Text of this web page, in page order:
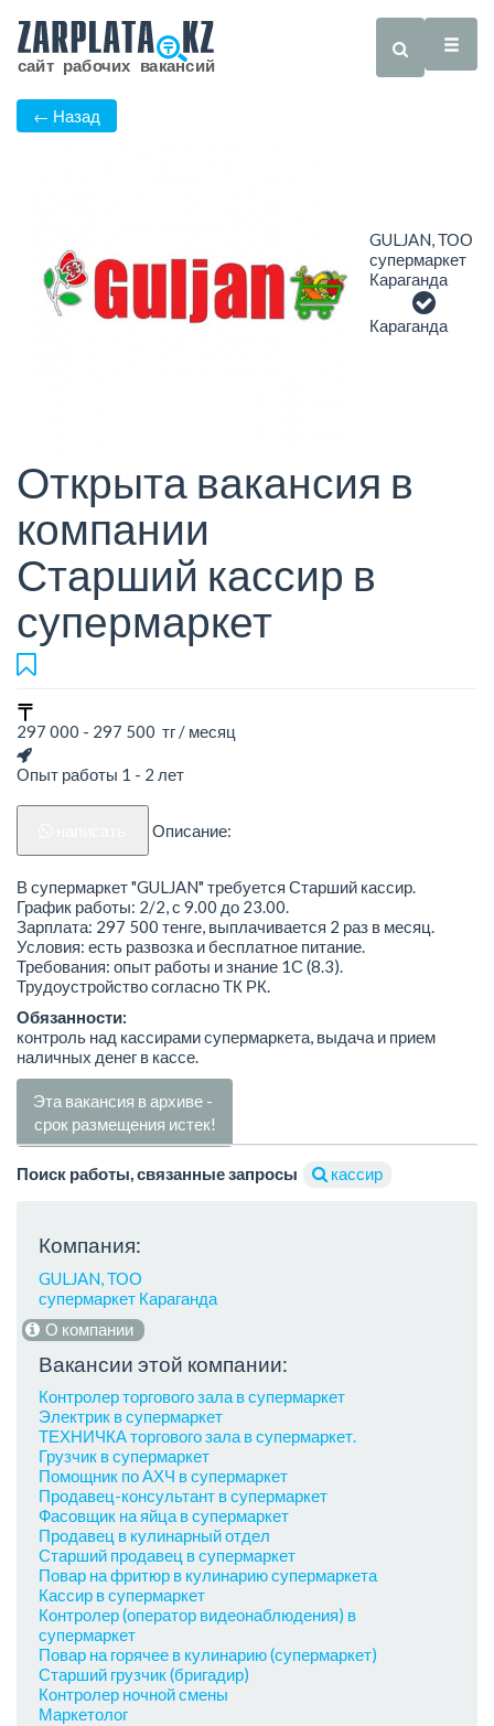
← Назад
GULJAN, ТОО
супермаркет
Караганда
Караганда
Открыта вакансия в
компании
Старший кассир в
супермаркет
297 000 - 297 500 тг / месяц
Опыт работы 1 - 2 лет
Описание:
В супермаркет "GULJAN" требуется Старший кассир.
График работы: 2/2, с 9.00 до 23.00.
Зарплата: 297 500 тенге, выплачивается 2 раз в месяц.
Условия: есть развозка и бесплатное питание.
Требования: опыт работы и знание 1С (8.3).
Трудоустройство согласно ТК РК.
Обязанности:
контроль над кассирами супермаркета, выдача и прием
наличных денег в кассе.
Эта вакансия в архиве -
срок размещения истек!
Поиск работы, связанные запросы кассир
Компания:
GULJAN, ТОО
супермаркет Караганда
О компании
Вакансии этой компании:
Контролер торгового зала в супермаркет
Электрик в супермаркет
ТЕХНИЧКА торгового зала в супермаркет.
Грузчик в супермаркет
Помощник по АХЧ в супермаркет
Продавец-консультант в супермаркет
Фасовщик на яйца в супермаркет
Продавец в кулинарный отдел
Старший продавец в супермаркет
Повар на фритюр в кулинарию супермаркета
Кассир в супермаркет
Контролер (оператор видеонаблюдения) в
супермаркет
Повар на горячее в кулинарию (супермаркет)
Старший грузчик (бригадир)
Контролер ночной смены
Маркетолог